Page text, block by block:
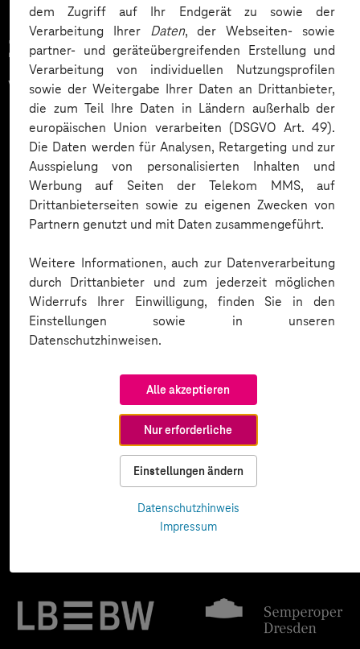
dem Zugriff auf Ihr Endgerät zu sowie der
Verarbeitung Ihrer Daten, der Webseiten- sowie
partner- und geräteübergreifenden Erstellung und
Verarbeitung von individuellen Nutzungsprofilen
sowie der Weitergabe Ihrer Daten an Drittanbieter,
die zum Teil Ihre Daten in Ländern außerhalb der
europäischen Union verarbeiten (DSGVO Art. 49).
Die Daten werden für Analysen, Retargeting und zur
Ausspielung von personalisierten Inhalten und
Werbung auf Seiten der Telekom MMS, auf
Drittanbieterseiten sowie zu eigenen Zwecken von
Partnern genutzt und mit Daten zusammengeführt.
Weitere Informationen, auch zur Datenverarbeitung
durch Drittanbieter und zum jederzeit möglichen
Widerrufs Ihrer Einwilligung, finden Sie in den
Einstellungen sowie in unseren
Datenschutzhinweisen.
Alle akzeptieren
Nur erforderliche
Einstellungen ändern
Datenschutzhinweis
Impressum
Zahlreiche Unternehmen
vertrauen auf unsere
Expertise. Hier eine Auswahl: